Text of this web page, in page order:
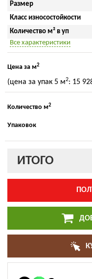
Размер
Класс износостойкости
Количество м² в уп
Все характеристики
Цена за м2
(цена за упак 5 м2: 15
Количество м2
Упаковок
ИТОГО